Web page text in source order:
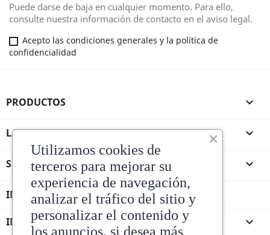
Puede darse de baja en cualquier momento. Para ello,
consulte nuestra información de contacto en el aviso legal.
Acepto las condiciones generales y la política de
confidencialidad
PRODUCTOS 
LA TIENDA DE ANDRES 
SU CUENTA 
INFORMACIÓN DE LA TIENDA
INFORMACIÓN 
Utilizamos cookies de
terceros para mejorar su
experiencia de navegación,
analizar el tráfico del sitio y
personalizar el contenido y
los anuncios. si desea más